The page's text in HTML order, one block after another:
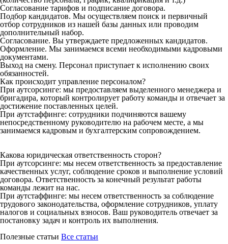
Согласование тарифов и подписание договора.
Подбор кандидатов. Мы осуществляем поиск и первичный
отбор сотрудников из нашей базы данных или проводим
дополнительный набор.
Согласование. Вы утверждаете предложенных кандидатов.
Оформление. Мы занимаемся всеми необходимыми кадровыми
документами.
Выход на смену. Персонал приступает к исполнению своих
обязанностей.
Как происходит управление персоналом?
При аутсорсинге: мы предоставляем выделенного менеджера и
бригадира, который контролирует работу команды и отвечает за
достижение поставленных целей.
При аутстаффинге: сотрудники подчиняются вашему
непосредственному руководителю на рабочем месте, а мы
занимаемся кадровым и бухгалтерским сопровождением.
Какова юридическая ответственность сторон?
При аутсорсинге: мы несем ответственность за предоставление
качественных услуг, соблюдение сроков и выполнение условий
договора. Ответственность за конечный результат работы
команды лежит на нас.
При аутстаффинге: мы несем ответственность за соблюдение
трудового законодательства, оформление сотрудников, уплату
налогов и социальных взносов. Ваш руководитель отвечает за
постановку задач и контроль их выполнения.
Полезные статьи Все статьи